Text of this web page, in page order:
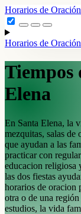
Horarios de Oración
Horarios de Oración
Tiempos
Elena
En Santa Elena, la
mezquitas, salas de
que ayudan a las
practicar con
educacion religiosa
las dos fiestas
horarios de oracion
otra o de una
estudios, la vida